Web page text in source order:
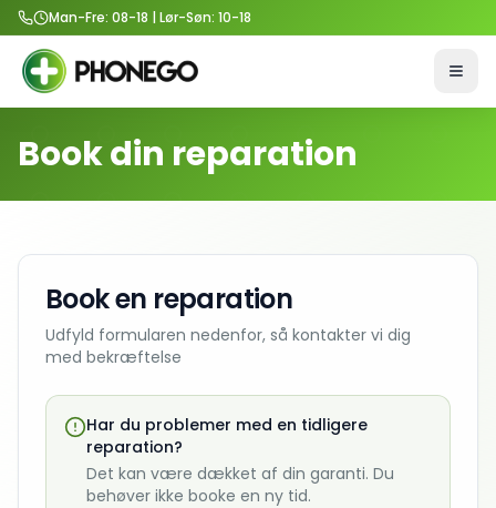
Man-Fre: 08-18 | Lør-Søn: 10-18
Åbn
Book din reparation
Book en reparation
Udfyld formularen nedenfor, så kontakter vi dig
med bekræftelse
Har du problemer med en tidligere
reparation?
Det kan være dækket af din garanti. Du
behøver ikke booke en ny tid.